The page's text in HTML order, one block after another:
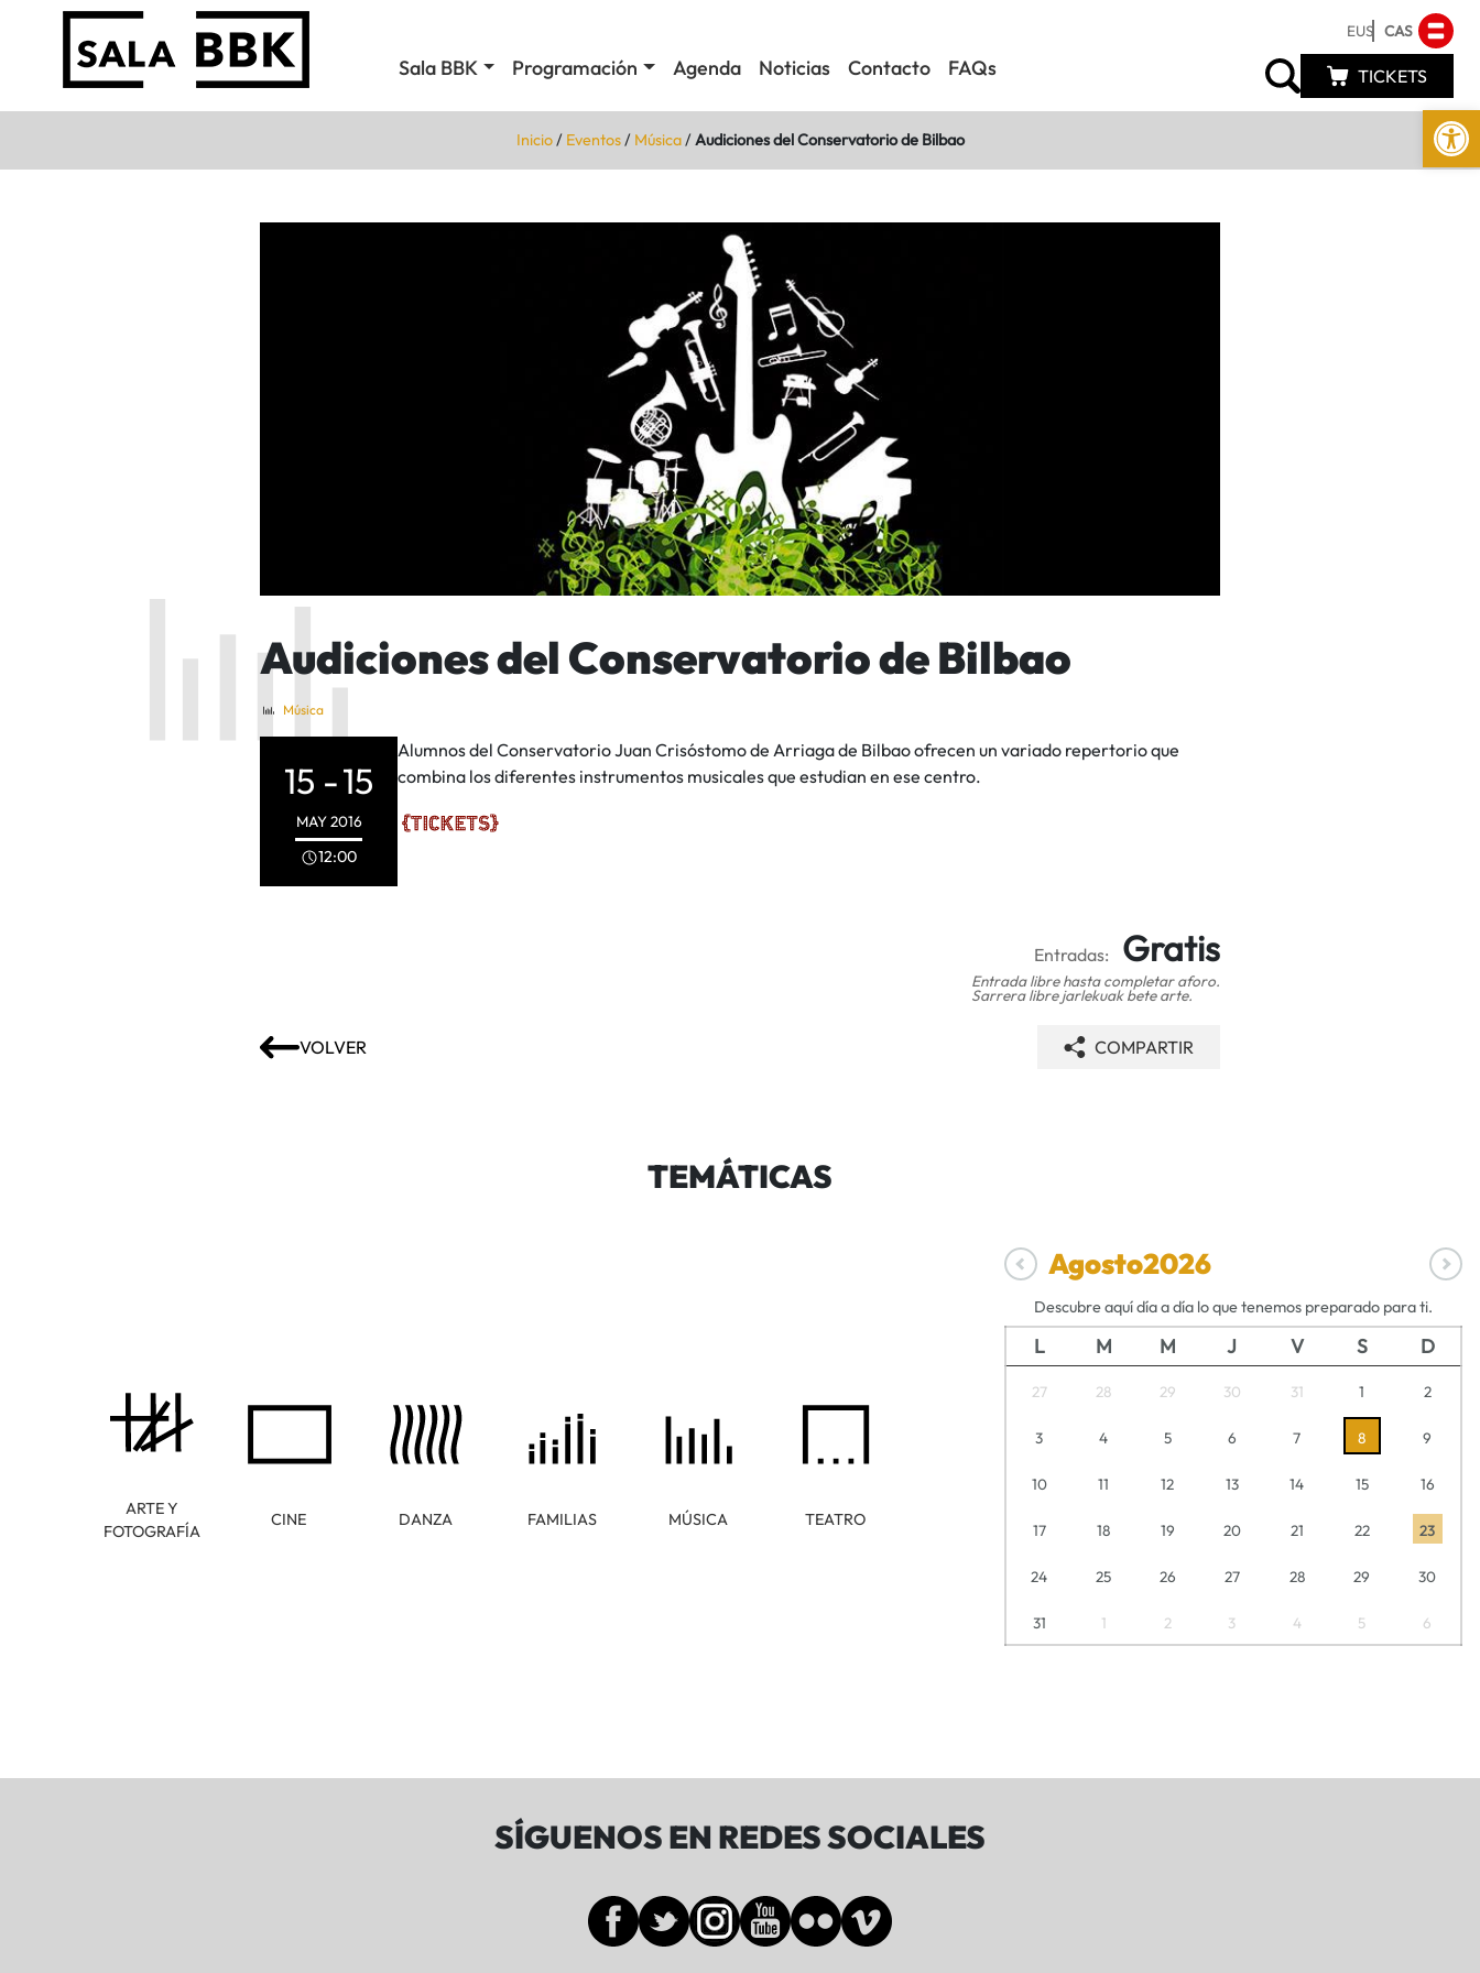
Abrir
Sala BBK Programación Agenda Noticias Contacto FAQs
EUS CAS
TICKETS
Inicio/ Eventos/ Música/Audiciones del Conservatorio de Bilbao
Audiciones del Conservatorio de Bilbao
Música
15 -15
MAY2016
12:00
Alumnos del Conservatorio Juan Crisóstomo de Arriaga de Bilbao ofrecen un variado repertorio que
combina los diferentes instrumentos musicales que estudian en ese centro.
Entradas: Gratis
Entrada libre hasta completar aforo.
Sarrera libre jarlekuak bete arte.
VOLVER COMPARTIR
TEMÁTICAS
ARTE Y
FOTOGRAFÍA
CINE DANZA FAMILIAS MÚSICA TEATRO
Agosto2026
Descubre aquí día a día lo que tenemos preparado para ti.
L M M J V S D
27 28 29 30 31 1 2
3 4 5 6 7 8 9
10 11 12 13 14 15 16
17 18 19 20 21 22 23
24 25 26 27 28 29 30
31 1 2 3 4 5 6
SÍGUENOS EN REDES SOCIALES